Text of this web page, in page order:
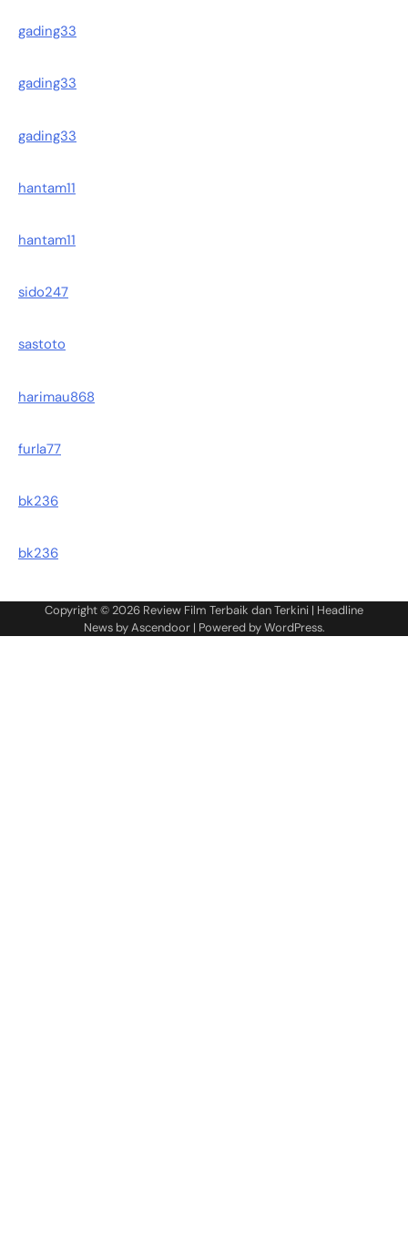
gading33
gading33
gading33
hantam11
hantam11
sido247
sastoto
harimau868
furla77
bk236
bk236
Copyright © 2026 Review Film Terbaik dan Terkini | Headline
News byAscendoor| Powered byWordPress.